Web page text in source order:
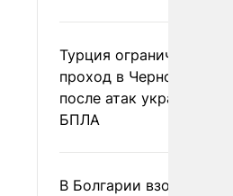
Турция ограничила
проход в Черное море
после атак украинских
БПЛА
В Болгарии взорвался